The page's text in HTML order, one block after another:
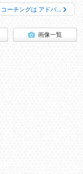
コーチングは アドバ…
画像一覧